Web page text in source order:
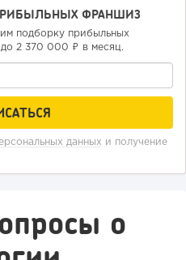
на метро»: куда в
ФРАНШИЗ
подборку прибыльных
2 370 000 ₽ в месяц.
данных и получение
о